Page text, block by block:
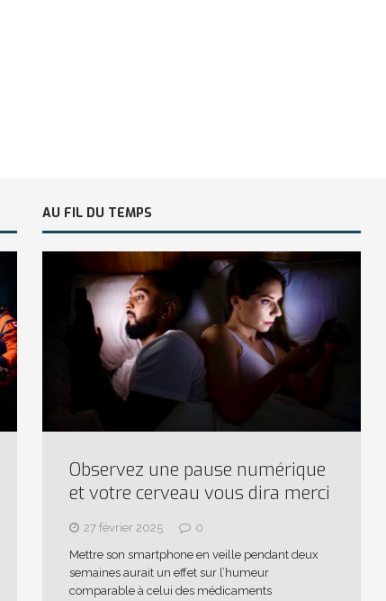
AU FIL DU TEMPS
Observez une pause numérique
et votre cerveau vous dira merci
27 février 2025
0
Mettre son smartphone en veille pendant deux
semaines aurait un effet sur l’humeur
comparable à celui des médicaments